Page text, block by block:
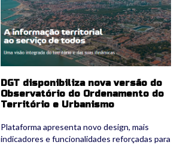
DGT disponibiliza nova versão do
Observatório do Ordenamento do
Território e Urbanismo
Plataforma apresenta novo design, mais
indicadores e funcionalidades reforçadas para